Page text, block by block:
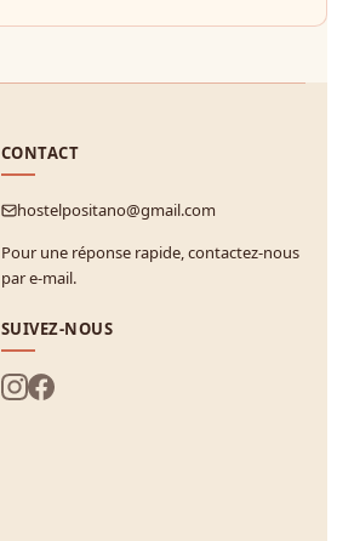
CONTACT
hostelpositano@gmail.com
Pour une réponse rapide, contactez-nous
par e-mail.
SUIVEZ-NOUS